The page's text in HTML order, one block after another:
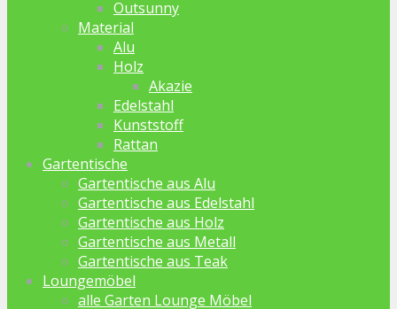
Outsunny
Material
Alu
Holz
Akazie
Edelstahl
Kunststoff
Rattan
Gartentische
Gartentische aus Alu
Gartentische aus Edelstahl
Gartentische aus Holz
Gartentische aus Metall
Gartentische aus Teak
Loungemöbel
alle Garten Lounge Möbel